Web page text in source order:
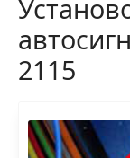
2115